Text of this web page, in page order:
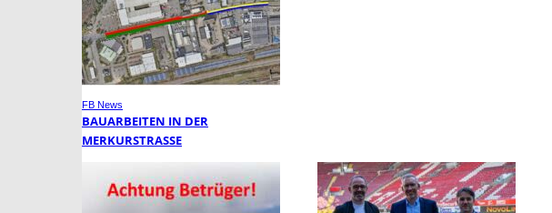
FB News
BAUARBEITEN IN DER
MERKURSTRASSE